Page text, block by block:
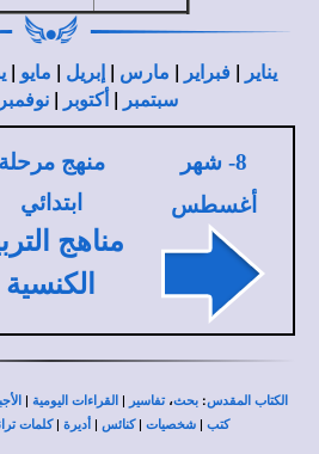
يناير |فبراير | مارس | إبريل | مايو |
سبتمبر |أكتوبر |نوفمبر
8- شهر
أغسطس
منهج مرحلة
ابتدائي
مناهج
الكنسية
الكتاب المقدس: بحث،تفاسير | القراءات اليومية |
كتب | شخصيات |كنائس | أديرة |كلمات